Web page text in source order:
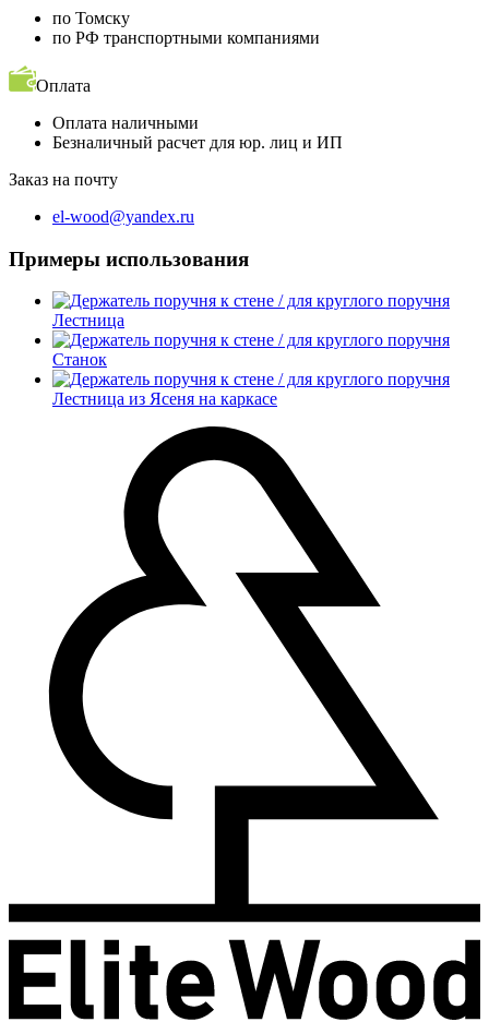
по Томску
по РФ транспортными компаниями
Оплата
Оплата наличными
Безналичный расчет для юр. лиц и ИП
Заказ на почту
el-wood@yandex.ru
Примеры использования
Лестница
Станок
Лестница из Ясеня на каркасе